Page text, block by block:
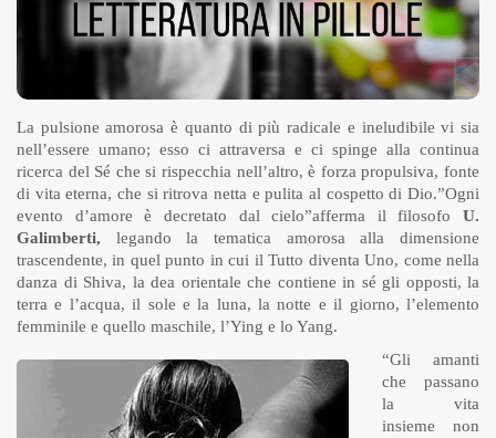
La pulsione amorosa è quanto di più radicale e ineludibile vi sia
nell’essere umano; esso ci attraversa e ci spinge alla continua
ricerca del Sé che si rispecchia nell’altro, è forza propulsiva, fonte
di vita eterna, che si ritrova netta e pulita al cospetto di Dio.”Ogni
evento d’amore è decretato dal cielo”afferma il filosofo U.
Galimberti, legando la tematica amorosa alla dimensione
trascendente, in quel punto in cui il Tutto diventa Uno, come nella
danza di Shiva, la dea orientale che contiene in sé gli opposti, la
terra e l’acqua, il sole e la luna, la notte e il giorno, l’elemento
femminile e quello maschile, l’Ying e lo Yang.
“Gli amanti
che passano
la vita
insieme non